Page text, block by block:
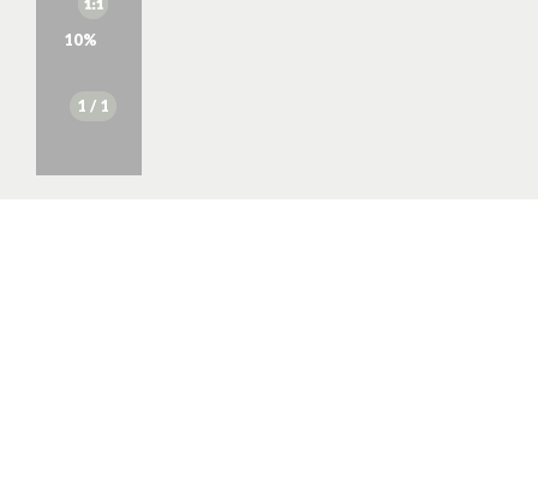
10%
1 / 1